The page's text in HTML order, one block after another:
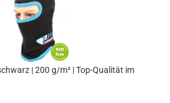
| 200 g/m² | Top-Qualität im